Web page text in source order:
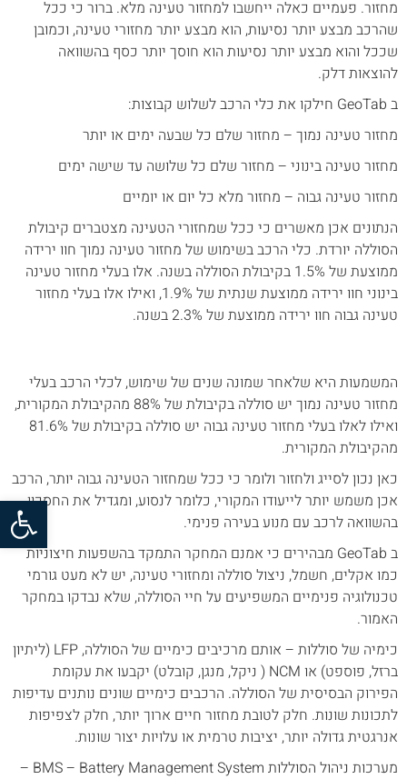
פתח
מחזור. פעמיים כאלה ייחשבו למחזור טעינה מלא. ברור כי ככל
שהרכב מבצע יותר נסיעות, הוא מבצע יותר מחזורי טעינה, וכמובן
שככל והוא מבצע יותר נסיעות הוא חוסך יותר כסף בהשוואה
להוצאות דלק.
ב GeoTab חילקו את כלי הרכב לשלוש קבוצות:
מחזור טעינה נמוך – מחזור שלם כל שבעה ימים או יותר
מחזור טעינה בינוני – מחזור שלם כל שלושה עד שישה ימים
מחזור טעינה גבוה – מחזור מלא כל יום או יומיים
הנתונים אכן מאשרים כי ככל שמחזורי הטעינה מצטברים קיבולת
הסוללה יורדת. כלי הרכב בשימוש של מחזור טעינה נמוך חוו ירידה
ממוצעת של 1.5% בקיבולת הסוללה בשנה. אלו בעלי מחזור טעינה
בינוני חוו ירידה ממוצעת שנתית של 1.9%, ואילו אלו בעלי מחזור
טעינה גבוה חוו ירידה ממוצעת של 2.3% בשנה.
המשמעות היא שלאחר שמונה שנים של שימוש, לכלי הרכב בעלי
מחזור טעינה נמוך יש סוללה בקיבולת של 88% מהקיבולת המקורית,
ואילו לאלו בעלי מחזור טעינה גבוה יש סוללה בקיבולת של 81.6%
מהקיבולת המקורית.
כאן נכון לסייג ולחזור ולומר כי ככל שמחזור הטעינה גבוה יותר, הרכב
אכן משמש יותר לייעודו המקורי, כלומר לנסוע, ומגדיל את החסכון
בהשוואה לרכב עם מנוע בעירה פנימי.
ב GeoTab מבהירים כי אמנם המחקר התמקד בהשפעות חיצוניות
כמו אקלים, חשמל, ניצול סוללה ומחזורי טעינה, יש לא מעט גורמי
טכנולוגיה פנימיים המשפיעים על חיי הסוללה, שלא נבדקו במחקר
האמור.
כימיה של סוללות – אותם מרכיבים כימיים של הסוללה, LFP (ליתיון
ברזל, פוספט) או NCM ( ניקל, מנגן, קובלט) יקבעו את עקומת
הפירוק הבסיסית של הסוללה. הרכבים כימיים שונים נותנים עדיפות
לתכונות שונות. חלק לטובת מחזור חיים ארוך יותר, חלק לצפיפות
אנרגטית גדולה יותר, יציבות טרמית או עלויות יצור שונות.
מערכות ניהול הסוללות BMS – Battery Management System –